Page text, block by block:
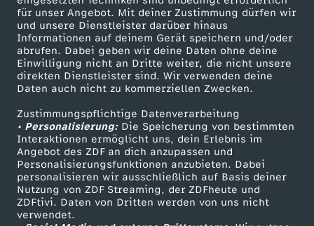
für unser Angebot. Mit deiner Zustimmung dürfen wir
und unsere Dienstleister darüber hinaus
Informationen auf deinem Gerät speichern und/oder
abrufen. Dabei geben wir deine Daten ohne deine
Einwilligung nicht an Dritte weiter, die nicht unsere
direkten Dienstleister sind. Wir verwenden deine
Daten auch nicht zu kommerziellen Zwecken.
Zustimmungspflichtige Datenverarbeitung
• Personalisierung:Die Speicherung von bestimmten
Interaktionen ermöglicht uns, dein Erlebnis im
Angebot des ZDF an dich anzupassen und
Personalisierungsfunktionen anzubieten. Dabei
personalisieren wir ausschließlich auf Basis deiner
Nutzung von ZDF Streaming, der ZDFheute und
ZDFtivi. Daten von Dritten werden von uns nicht
verwendet.
i
l
a
n
z
2
0
Mehr ZDF
ZDF-Apps
Smart TV
ZDFtext
Livestreams
Sendungen A-Z
TV-Programm
Service
ZDFmitreden
Kontakt zum ZDF
Tickets
Zuschauerservice
Hilfe